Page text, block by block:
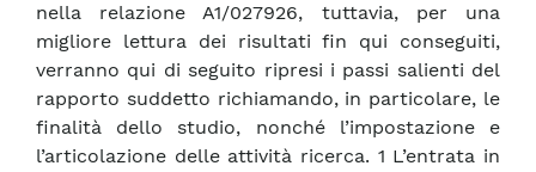
nella relazione A1/027926, tuttavia, per una
migliore lettura dei risultati fin qui conseguiti,
verranno qui di seguito ripresi i passi salienti del
rapporto suddetto richiamando, in particolare, le
finalità dello studio, nonché l’impostazione e
l’articolazione delle attività ricerca. 1 L’entrata in